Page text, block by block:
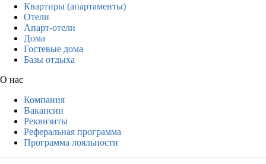
Квартиры (апартаменты)
Отели
Апарт-отели
Дома
Гостевые дома
Базы отдыха
О нас
Компания
Вакансии
Реквизиты
Реферальная программа
Программа лояльности